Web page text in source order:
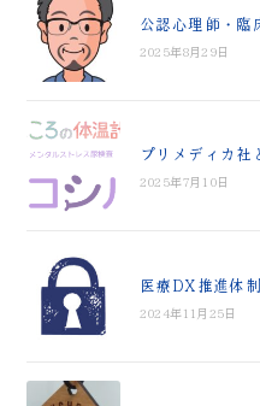
公認心理師・臨
2025年8月29日
プリメディカ社
2025年7月10日
医療DX推進体
2024年11月25日